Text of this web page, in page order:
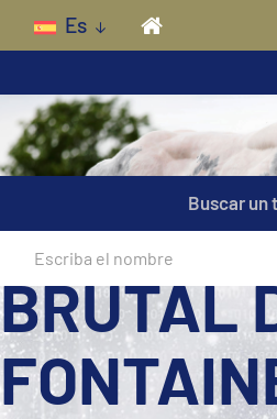
Skip to main content
Es
Buscar un
BRUTAL